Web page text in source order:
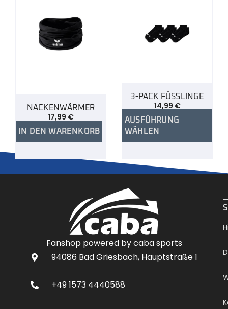
NACKENWÄRMER
17,99 €
IN DEN WARENKORB
3-PACK FÜSSLINGE
14,99 €
AUSFÜHRUNG
WÄHLEN
Fanshop powered by caba sports
94086 Bad Griesbach, Hauptstraße 1
+49 1573 4440588